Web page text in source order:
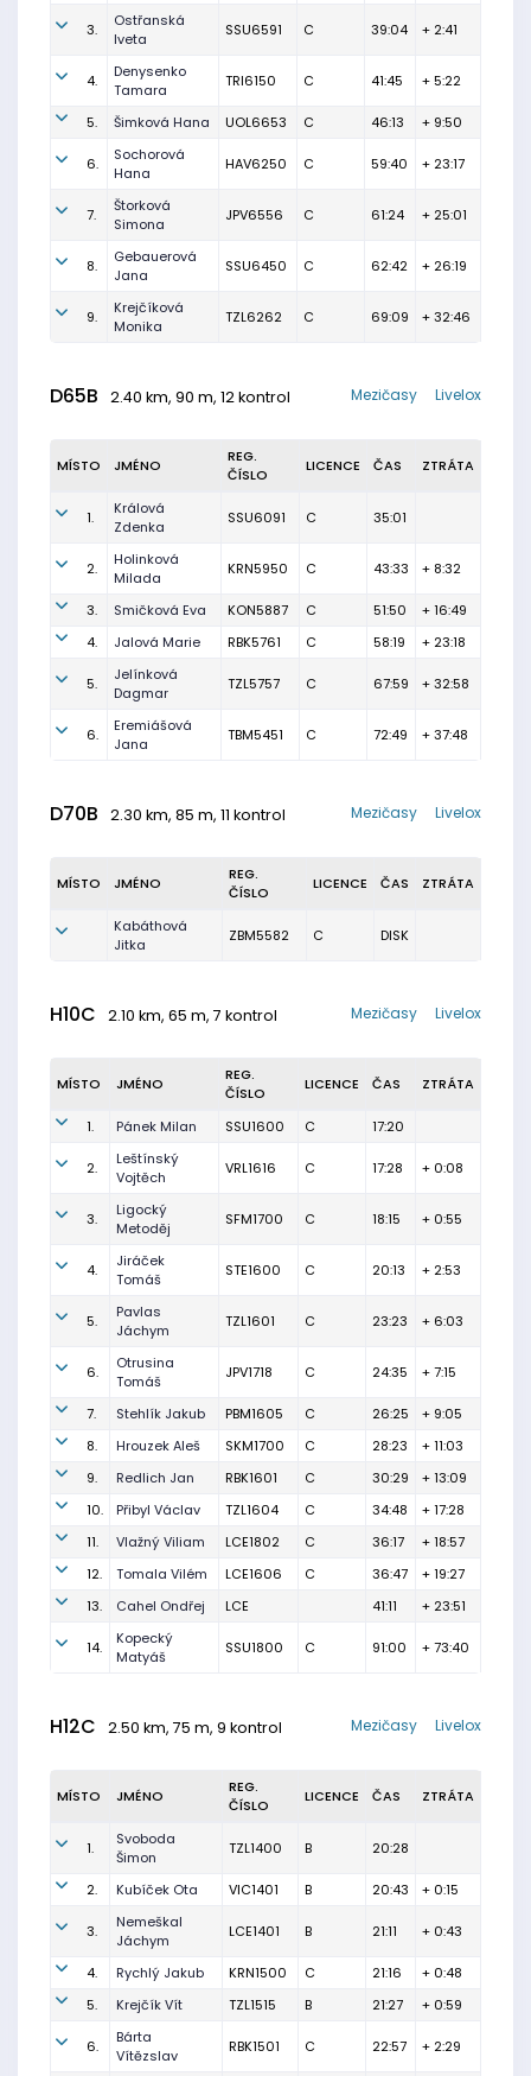
3.
Ostřanská
Iveta
SSU6591 C 39:04 + 2:41
4.
Denysenko
Tamara
TRI6150 C 41:45 + 5:22
5. Šimková Hana UOL6653 C 46:13 + 9:50
6.
Sochorová
Hana
HAV6250 C 59:40 + 23:17
7.
Štorková
Simona
JPV6556 C 61:24 + 25:01
8.
Gebauerová
Jana
SSU6450 C 62:42 + 26:19
9.
Krejčíková
Monika
TZL6262 C 69:09 + 32:46
D65B 2.40 km, 90 m, 12 kontrol Livelox
Mezičasy
MÍSTO JMÉNO
REG.
ČÍSLO
LICENCE ČAS ZTRÁTA
1.
Králová
Zdenka
SSU6091 C 35:01
2.
Holinková
Milada
KRN5950 C 43:33 + 8:32
3. Smičková Eva KON5887 C 51:50
+ 16:49
4.
Jalová Marie RBK5761 C 58:19 + 23:18
5.
Jelínková
Dagmar
TZL5757 C 67:59 + 32:58
6.
Eremiášová
Jana
TBM5451 C 72:49 + 37:48
D70B 2.30 km, 85 m, 11 kontrol Livelox
Mezičasy
MÍSTO JMÉNO
REG.
ČÍSLO
LICENCE ČAS ZTRÁTA
Kabáthová
Jitka
ZBM5582 C DISK
H10C 2.10 km, 65 m, 7 kontrol Livelox
Mezičasy
MÍSTO JMÉNO
REG.
ČÍSLO
LICENCE ČAS ZTRÁTA
1. Pánek Milan SSU1600 C 17:20
2.
Leštínský
Vojtěch
VRL1616 C 17:28 + 0:08
3.
Ligocký
Metoděj
SFM1700 C 18:15 + 0:55
4.
Jiráček
Tomáš
STE1600 C 20:13 + 2:53
5.
Pavlas
Jáchym
TZL1601 C 23:23 + 6:03
6.
Otrusina
Tomáš
JPV1718 C 24:35 + 7:15
7. Stehlík Jakub PBM1605 C 26:25
+ 9:05
8.
Hrouzek Aleš SKM1700 C 28:23
+ 11:03
9.
Redlich Jan RBK1601 C 30:29
+ 13:09
10.
Přibyl Václav TZL1604 C 34:48
+ 17:28
11.
Vlažný Viliam LCE1802 C 36:17
+ 18:57
12.
Tomala Vilém LCE1606 C 36:47
+ 19:27
13.
Cahel Ondřej LCE 41:11 + 23:51
14.
Kopecký
Matyáš
SSU1800 C 91:00 + 73:40
H12C 2.50 km, 75 m, 9 kontrol Livelox
Mezičasy
MÍSTO JMÉNO
REG.
ČÍSLO
LICENCE ČAS ZTRÁTA
1.
Svoboda
Šimon
TZL1400 B 20:28
2. Kubíček Ota VIC1401 B 20:43 + 0:15
3.
Nemeškal
Jáchym
LCE1401 B 21:11 + 0:43
4. Rychlý Jakub KRN1500 C 21:16
+ 0:48
5.
Krejčík Vít TZL1515 B 21:27 + 0:59
6.
Bárta
Vítězslav
RBK1501 C 22:57 + 2:29